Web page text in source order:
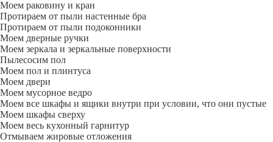
Моем раковину и кран
Протираем от пыли настенные бра
Протираем от пыли подоконники
Моем дверные ручки
Моем зеркала и зеркальные поверхности
Пылесосим пол
Моем пол и плинтуса
Моем двери
Моем мусорное ведро
Моем все шкафы и ящики внутри при условии, что они пустые
Моем шкафы сверху
Моем весь кухонный гарнитур
Отмываем жировые отложения